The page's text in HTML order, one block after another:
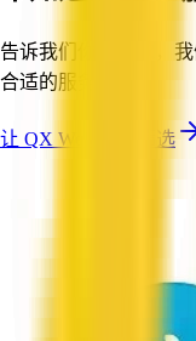
告诉我们你的需求，
合适的服务商。
让 QX Web 帮你筛选